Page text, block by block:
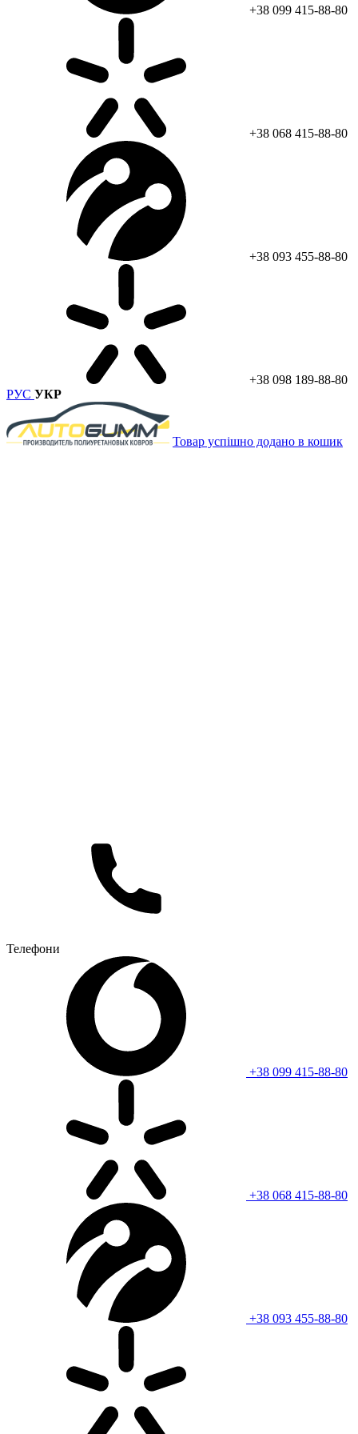
+38 099 415-88-80
+38 068 415-88-80
+38 093 455-88-80
+38 098 189-88-80
РУС УКР
Товар успішно додано в кошик
Телефони
+38 099 415-88-80
+38 068 415-88-80
+38 093 455-88-80